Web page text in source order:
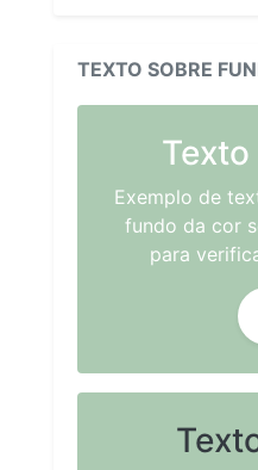
TEXTO SOBRE
Exemplo de
fundo da cor
para